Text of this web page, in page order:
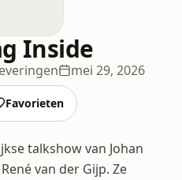
Inside
mei 29, 2026
Favorieten
talkshow van Johan
van der Gijp. Ze